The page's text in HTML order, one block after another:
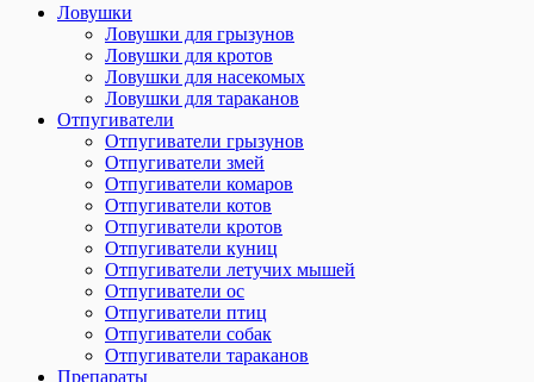
Ловушки
Ловушки для грызунов
Ловушки для кротов
Ловушки для насекомых
Ловушки для тараканов
Отпугиватели
Отпугиватели грызунов
Отпугиватели змей
Отпугиватели комаров
Отпугиватели котов
Отпугиватели кротов
Отпугиватели куниц
Отпугиватели летучих мышей
Отпугиватели ос
Отпугиватели птиц
Отпугиватели собак
Отпугиватели тараканов
Препараты